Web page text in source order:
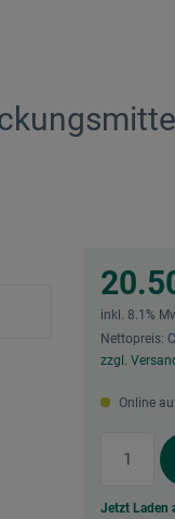
inkl. 8.1%
Nettopreis:
zzgl.
Online
Jetzt Laden